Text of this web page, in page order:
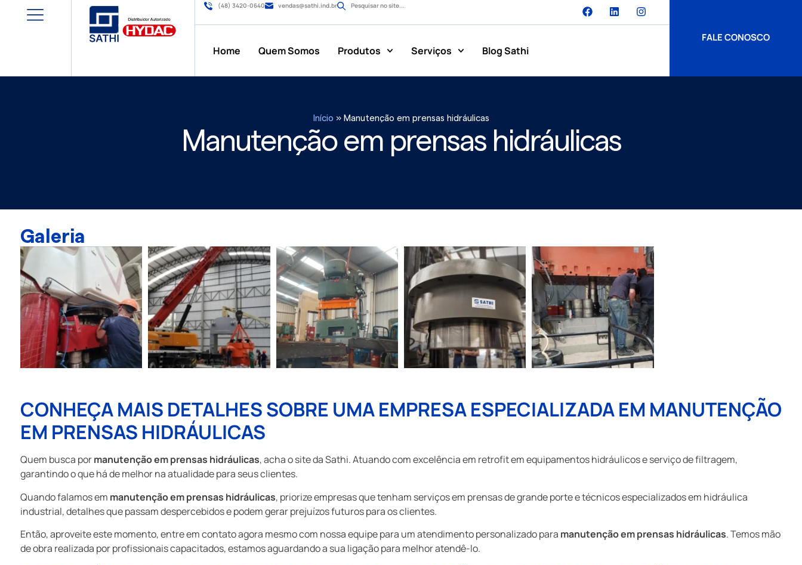
(48) 3420-0640 vendas@sathi.ind.br Pesquisar no site...
Home Quem Somos Produtos Serviços Blog Sathi
FALE CONOSCO
Início » Manutenção em prensas hidráulicas
Manutenção em prensas hidráulicas
Galeria
CONHEÇA MAIS DETALHES SOBRE UMA EMPRESA ESPECIALIZADA EM MANUTENÇÃO
EM PRENSAS HIDRÁULICAS
Quem busca pormanutenção em prensas hidráulicas, acha o site da Sathi. Atuando com excelência em retrofit em equipamentos hidráulicos e serviço de filtragem,
garantindo o que há de melhor na atualidade para seus clientes.
Quando falamos em manutenção em prensas hidráulicas, priorize empresas que tenham serviços em prensas de grande porte e técnicos especializados em hidráulica
industrial, detalhes que passam despercebidos e podem gerar prejuízos futuros para os clientes.
Então, aproveite este momento, entre em contato agora mesmo com nossa equipe para um atendimento personalizado para manutenção em prensas hidráulicas. Temos mão
de obra realizada por profissionais capacitados, estamos aguardando a sua ligação para melhor atendê-lo.